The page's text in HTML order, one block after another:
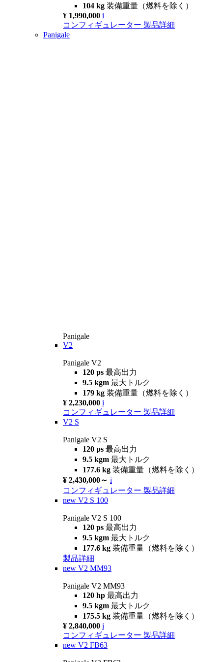
104 kg 装備重量（燃料を除く）
¥ 1,990,000 i
コンフィギュレーター 製品詳細
Panigale
Panigale
V2
Panigale V2
120 ps 最高出力
9.5 kgm 最大トルク
179 kg 装備重量（燃料を除く）
¥ 2,230,000 i
コンフィギュレーター 製品詳細
V2 S
Panigale V2 S
120 ps 最高出力
9.5 kgm 最大トルク
177.6 kg 装備重量（燃料を除く）
¥ 2,430,000～ i
コンフィギュレーター 製品詳細
new V2 S 100
Panigale V2 S 100
120 ps 最高出力
9.5 kgm 最大トルク
177.6 kg 装備重量（燃料を除く）
製品詳細
new V2 MM93
Panigale V2 MM93
120 hp 最高出力
9.5 kgm 最大トルク
175.5 kg 装備重量（燃料を除く）
¥ 2,840,000 i
コンフィギュレーター 製品詳細
new V2 FB63